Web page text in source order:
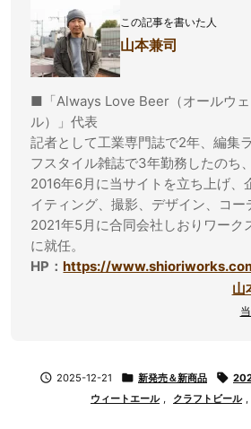
この記事を書いた人
山本兼司
■「Always Love Beer（オールウ
ル）」代表
記者として工業専門誌で2年、編集
フスタイル雑誌で3年勤務したのち
2016年6月に当サイトを立ち上げ、
イティング、撮影、デザイン、コー
2021年5月に合同会社しおりワーク
に就任。
HP：https://
山
 2025-12-21  新発売＆新商品 
ウィートエール , クラフトビール ,